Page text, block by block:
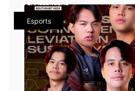
mith.valorant #xerxia #
alert_valorant #
Potter_VALROANT #FS_Potter #
valorant #valorant_esports #
RoV_Esports
PARAVOX Paravox #
FULL_SENSE_RoV #
VCT_2024 #VCT_Ascension
VALORANT_Ascension_2024 #
Esports